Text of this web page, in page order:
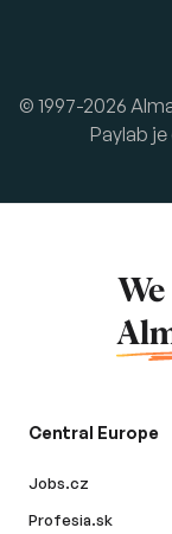
© 1997-2026
Paylab
Central Europe
Jobs.cz
Profesia.sk